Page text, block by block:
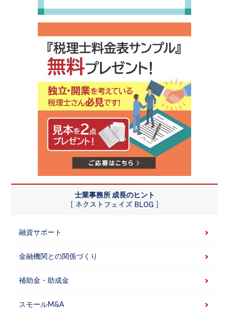
士業事務所 成長のヒント
融資サポート
金融機関との関係づくり
補助金・助成金
スモールM&A